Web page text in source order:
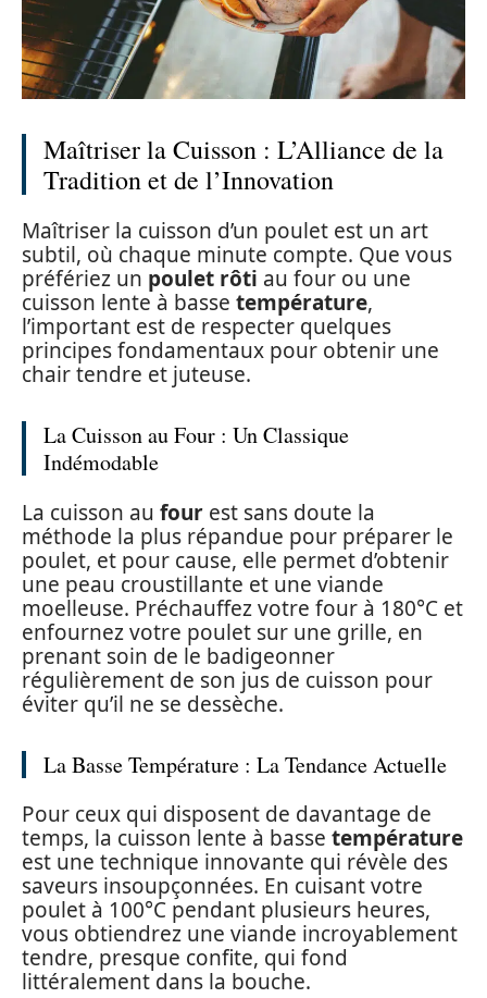
Maîtriser la Cuisson : L’Alliance de la
Tradition et de l’Innovation
Maîtriser la cuisson d’un poulet est un art
subtil, où chaque minute compte. Que vous
préfériez un poulet rôti au four ou une
cuisson lente à basse température,
l’important est de respecter quelques
principes fondamentaux pour obtenir une
chair tendre et juteuse.
La Cuisson au Four : Un Classique
Indémodable
La cuisson au four est sans doute la
méthode la plus répandue pour préparer le
poulet, et pour cause, elle permet d’obtenir
une peau croustillante et une viande
moelleuse. Préchauffez votre four à 180°C et
enfournez votre poulet sur une grille, en
prenant soin de le badigeonner
régulièrement de son jus de cuisson pour
éviter qu’il ne se dessèche.
La Basse Température : La Tendance Actuelle
Pour ceux qui disposent de davantage de
temps, la cuisson lente à basse température
est une technique innovante qui révèle des
saveurs insoupçonnées. En cuisant votre
poulet à 100°C pendant plusieurs heures,
vous obtiendrez une viande incroyablement
tendre, presque confite, qui fond
littéralement dans la bouche.